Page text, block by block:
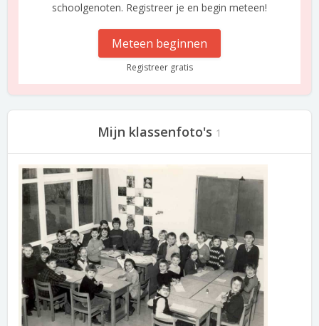
schoolgenoten. Registreer je en begin meteen!
Meteen beginnen
Registreer gratis
Mijn klassenfoto's 1